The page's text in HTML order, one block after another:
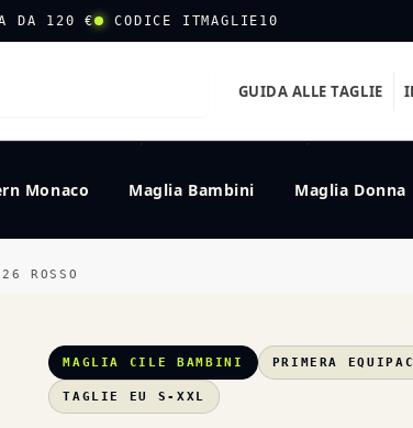
DA 120 € CODICE ITMAGLIE10
GUIDA ALLE TAGLIE
Monaco Maglia Bambini Maglia Donna
ROSSO
MAGLIA CILE BAMBINI PRIMERA
TAGLIE EU S-XXL